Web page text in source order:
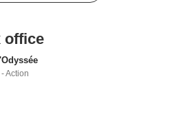
office
- Action